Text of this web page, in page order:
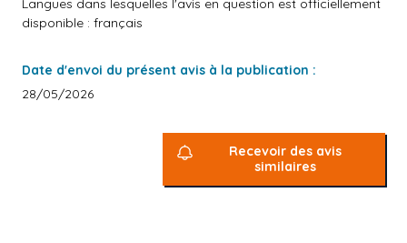
Langues dans lesquelles l'avis en question est officiellement
disponible : français
Date d'envoi du présent avis à la publication :
28/05/2026
Recevoir des avis
similaires